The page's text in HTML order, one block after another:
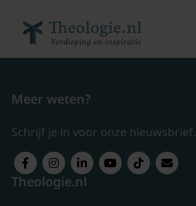
Meer weten?
Schrijf je in voor onze nieuwsbrief.
Theologie.nl